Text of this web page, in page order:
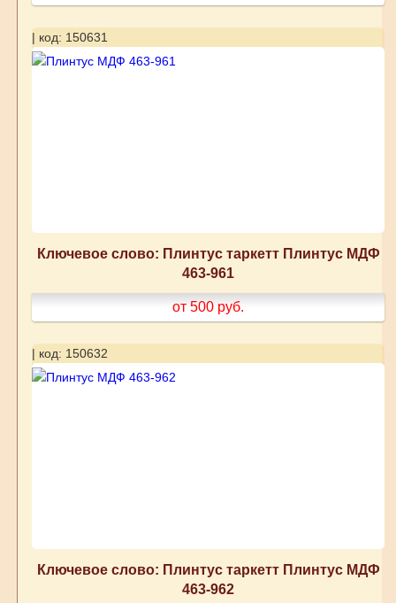
| код: 150631
Ключевое слово: Плинтус таркетт Плинтус МДФ
463-961
от 500 руб.
| код: 150632
Ключевое слово: Плинтус таркетт Плинтус МДФ
463-962